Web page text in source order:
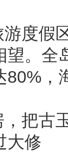
度假
望。全
80%，
把古
大修